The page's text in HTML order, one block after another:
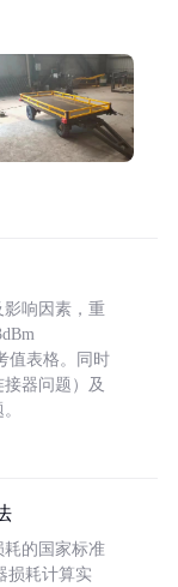
响因素，重
值表格。同时
器问题）及
的国家标准
损耗计算实